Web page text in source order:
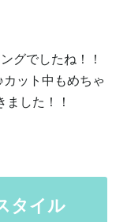
グでしたね！！
ット中もめちゃ
ました！！
タイル